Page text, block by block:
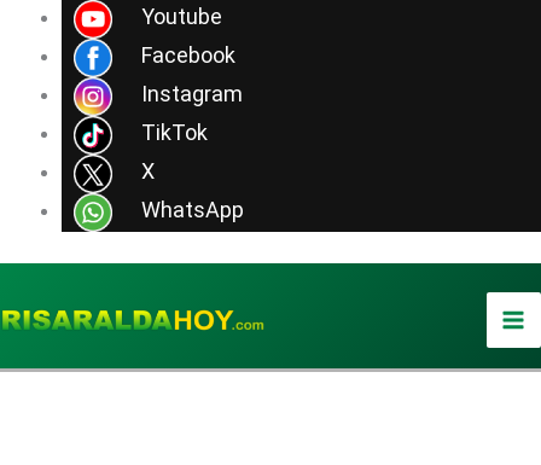
Youtube
Facebook
Instagram
TikTok
X
WhatsApp
contenido